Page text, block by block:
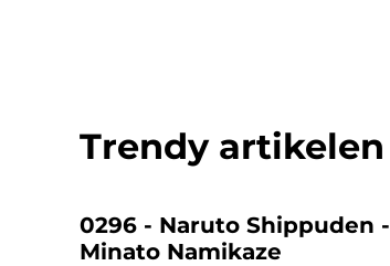
Trendy artikelen
%
0296 - Naruto Shippuden -
Minato Namikaze